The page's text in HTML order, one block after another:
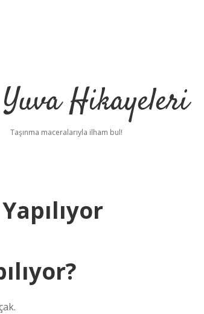
Hikayeleri
Taşınma maceralarıyla ilham bul!